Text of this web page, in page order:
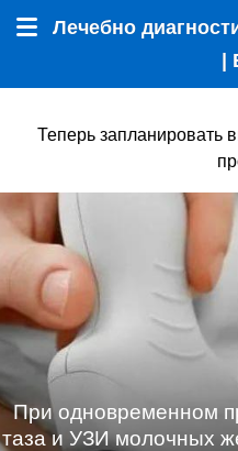
Лечебно
Теперь запланировать
При одновременном
таза и УЗИ молочных